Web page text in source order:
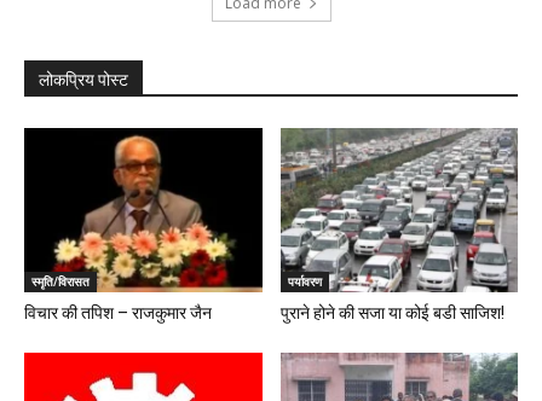
लोकप्रिय पोस्ट
स्मृति/विरासत
विचार की तपिश – राजकुमार जैन
पर्यावरण
पुराने होने की सजा या कोई बडी साजिश!